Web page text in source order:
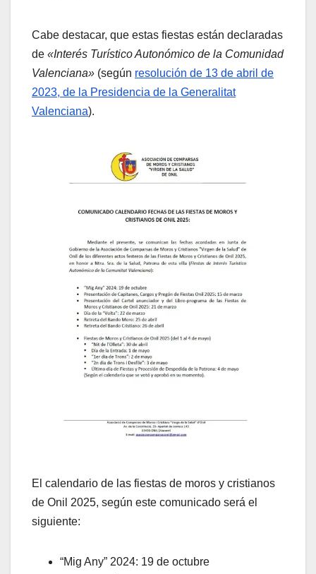
Cabe destacar, que estas fiestas están declaradas
de «Interés Turístico Autonómico de la Comunidad
Valenciana» (según resolución de 13 de abril de
2023, de la Presidencia de la Generalitat
Valenciana).
El calendario de las fiestas de moros y cristianos
de Onil 2025, según este comunicado será el
siguiente:
“Mig Any” 2024: 19 de octubre